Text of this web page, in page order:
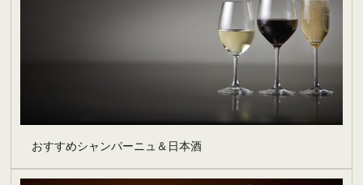
おすすめシャンパーニュ＆日本酒